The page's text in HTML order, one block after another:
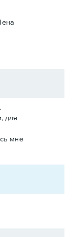
для
мне